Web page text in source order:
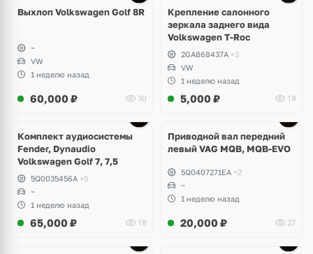
Выхлоп Volkswagen Golf 8R
~
VW
1 неделю назад
60,000 ₽ 30
Крепление салонного
зеркала заднего вида
Volkswagen T-Roc
2GA868437A +3
VW
1 неделю назад
5,000 ₽ 18
Комплект аудиосистемы
Fender, Dynaudio
Volkswagen Golf 7, 7,5
5Q0035456A +5
~
1 неделю назад
65,000 ₽ 18
Приводной вал передний
левый VAG MQB, MQB-EVO
5Q0407271EA +2
~
1 неделю назад
20,000 ₽ 27